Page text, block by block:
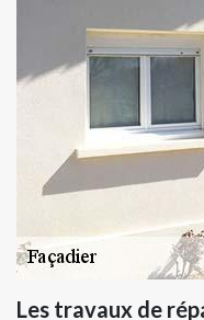
Les travaux de